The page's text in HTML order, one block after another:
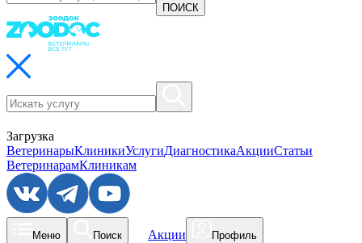
ПОИСК
Загрузка
ВетеринарыКлиникиУслугиДиагностикаАкцииСтатьи
ВетеринарамКлиникам
Меню Поиск Акции Профиль